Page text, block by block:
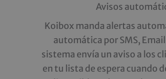
Avisos
Koibox manda alertas
automática por SMS, Email
sistema envía un aviso a los
en tu lista de espera cuando